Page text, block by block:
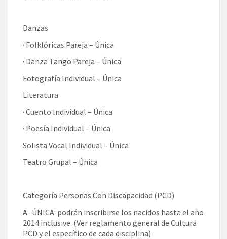
Danzas
· Folklóricas Pareja – Única
· Danza Tango Pareja – Única
Fotografía Individual – Única
Literatura
· Cuento Individual – Única
· Poesía Individual – Única
Solista Vocal Individual – Única
Teatro Grupal – Única
Categoría Personas Con Discapacidad (PCD)
A- ÚNICA: podrán inscribirse los nacidos hasta el año
2014 inclusive. (Ver reglamento general de Cultura
PCD y el específico de cada disciplina)